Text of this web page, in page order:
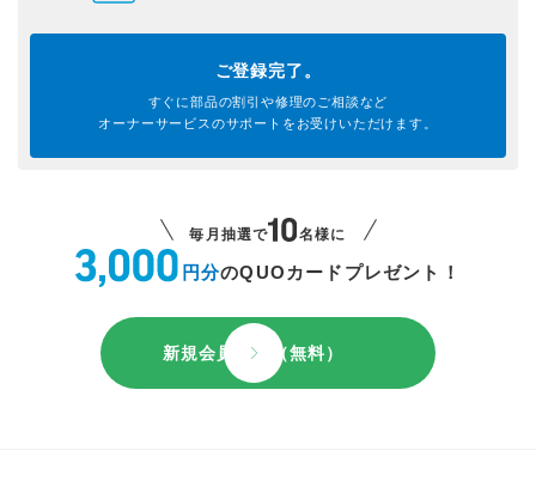
ご登録完了。
すぐに部品の割引や修理のご相談など
オーナーサービスのサポートを お受けいただけます。
毎月抽選で 名様に
円分のQUOカードプレゼント！
新規会員登録（無料）